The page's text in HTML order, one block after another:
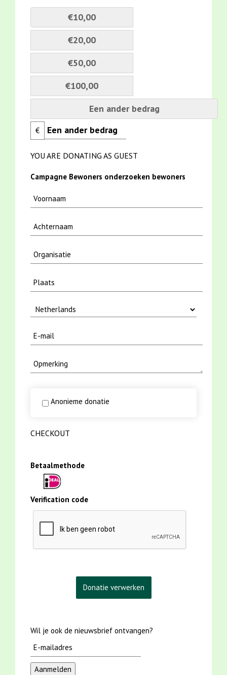
€10,00
€20,00
€50,00
€100,00
Een ander bedrag
€
YOU ARE DONATING AS GUEST
Campagne Bewoners onderzoeken bewoners
Anonieme donatie
CHECKOUT
Betaalmethode
Verification code
Wil je ook de nieuwsbrief ontvangen?